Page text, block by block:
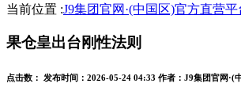
当前位置 :J9集团官网·(中国区)官方直营平
果仓皇出台刚性法则
点击数： 发布时间： 2026-05-24 04:33 作者： J9集团官网·(